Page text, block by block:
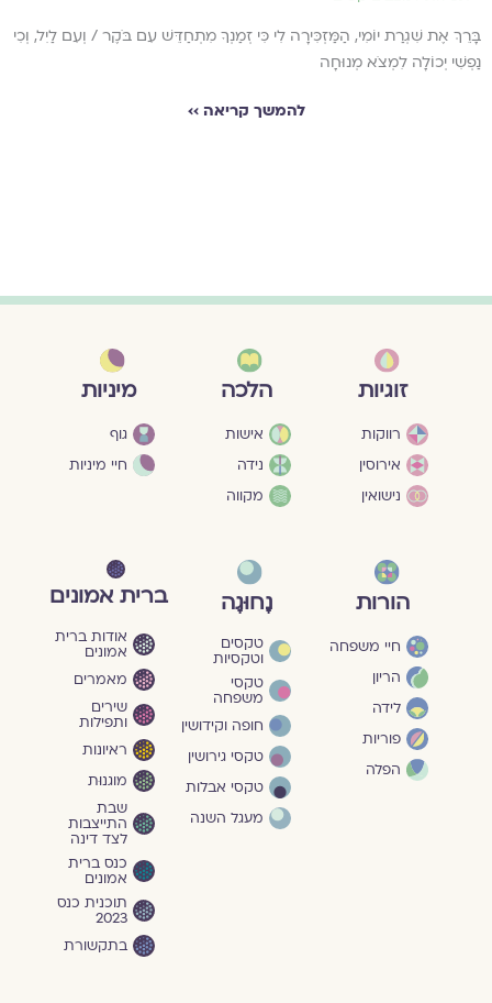
בָּרֵךְ אֶת שִׁגְרַת יוֹמִי, הַמַּזְכִּירָה לִי כִּי זְמַנְךָ מִתְחַדֵּשׁ עִם בֹּקֶר / וְעִם לַיִל, וְכִי
נַפְשִׁי יְכוֹלָה לִמְצֹא מְנוּחָה
להמשך קריאה ››
זוגיות
רווקות
אירוסין
נישואין
הלכה
אישות
נידה
מקווה
מיניות
גוף
חיי מיניות
הורות
חיי משפחה
הריון
לידה
פוריות
הפלה
נָחוּגָה
טקסים
וטקסיות
טקסי
משפחה
חופה וקידושין
טקסי גירושין
טקסי אבלות
מעגל השנה
ברית אמונים
אודות ברית
אמונים
מאמרים
שירים
ותפילות
ראיונות
מוגנוּת
שבת
התייצבות
לצד דינה
כנס ברית
אמונים
תוכנית כנס
2023
בתקשורת